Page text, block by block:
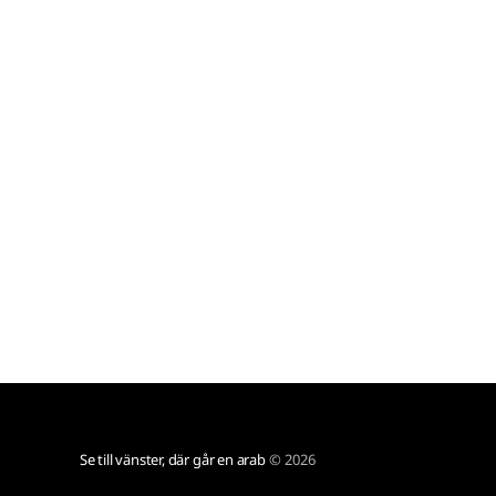
Se till vänster, där går en arab© 2026